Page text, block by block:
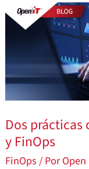
Dos prácticas
y FinOps
FinOps / PorOpen
Dos
prácticas
un
objetivo
común:
ITAM
y
FinOps